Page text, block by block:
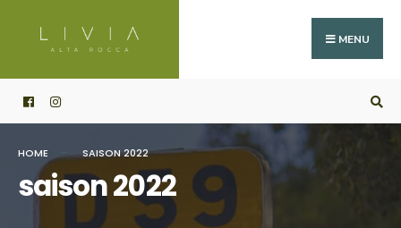
MENU
HOME SAISON 2022
saison 2022
for: